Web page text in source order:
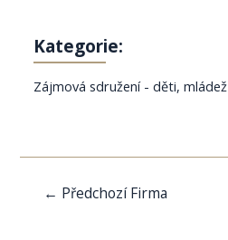
Kategorie:
Zájmová sdružení - děti, mládež
Navigace
← Předchozí Firma